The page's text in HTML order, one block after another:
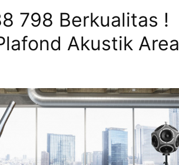
798 Berkualitas !
Akustik Area